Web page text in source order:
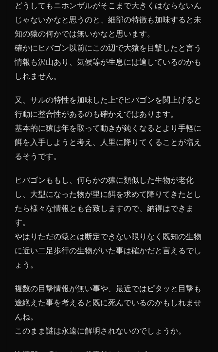
どうしてもニホンザルがそこまで大きくはならないん
じゃないかなと思うのと、細部の特徴も加味すると未
知の猿の何かでは無いかなと思います。
確かにヒバゴン以前にこの辺で大猿を目撃したと言う
情報も沢山あり、気候等が生息には適しているのかも
しれません。
又、サルの特性を加味した上でヒバゴンを関上げると
行動に整合性があるのも確かえではあります。
基本的に猿は年を取って動きが鈍くなるとより手軽に
餌を入手しようと考え、人里に降りてくることが増え
るそうです。
ヒバゴンももし、何らかの猿に類似した生物が老化
し、大型になった物が里に餌を求めて降りてきたとし
たら様々な情報とも合致しますので、納得はできま
す。
やはりただの猿とは断定できない限りなく既知の生物
に近い二足歩行の生物がいた事は確かだと言えるでし
ょう。
複数の目撃情報が無い事や、最近ではピタッと目撃も
途絶えた事を考えると既に死んでいるのかもしれませ
んね。
このまま謎は永遠に解明されないのでしょうか。